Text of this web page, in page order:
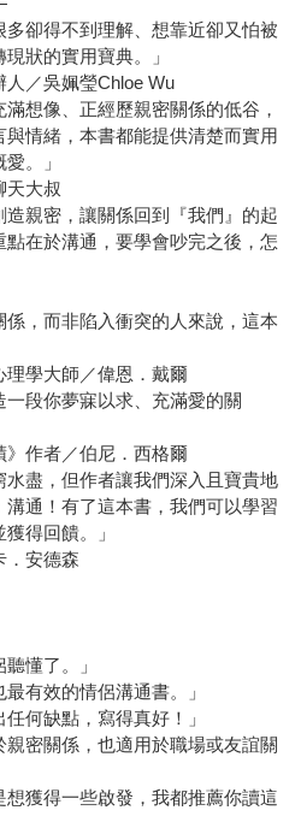
多卻得不到理解、想靠近卻又怕被
狀的實用寶典。」
／吳姵瑩Chloe Wu
滿想像、正經歷親密關係的低谷，
情緒，本書都能提供清楚而實用
。」
大叔
造親密，讓關係回到『我們』的起
在於溝通，要學會吵完之後，怎
係，而非陷入衝突的人來說，這本
學大師／偉恩．戴爾
一段你夢寐以求、充滿愛的關
作者／伯尼．西格爾
水盡，但作者讓我們深入且寶貴地
通！有了這本書，我們可以學習
得回饋。」
安德森
懂了。」
有效的情侶溝通書。」
何缺點，寫得真好！」
親密關係，也適用於職場或友誼關
想獲得一些啟發，我都推薦你讀這